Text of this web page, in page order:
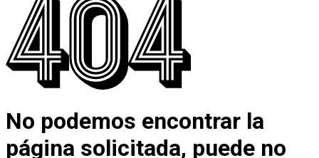
No podemos encontrar la
página solicitada, puede no